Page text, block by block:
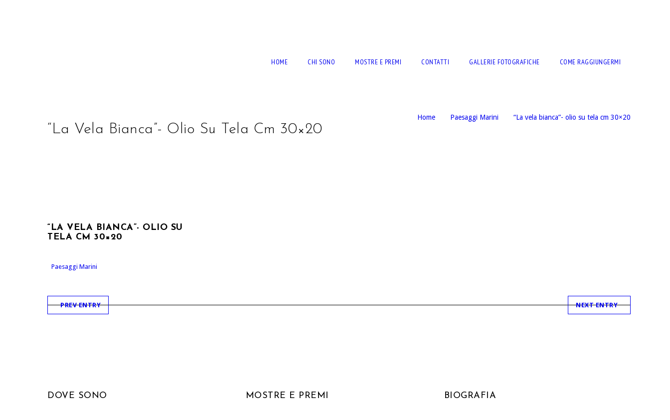
HOME CHI SONO MOSTRE E PREMI CONTATTI GALLERIE FOTOGRAFICHE COME RAGGIUNGERMI
“La Vela Bianca”- Olio Su Tela Cm 30×20
Home Paesaggi Marini “La vela bianca”- olio su tela cm 30×20
“LA VELA BIANCA”- OLIO SU
TELA CM 30×20
Paesaggi Marini
PREV ENTRY NEXT ENTRY
DOVE SONO MOSTRE E PREMI BIOGRAFIA